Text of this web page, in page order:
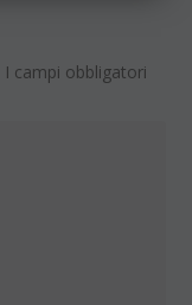
I campi obbligatori